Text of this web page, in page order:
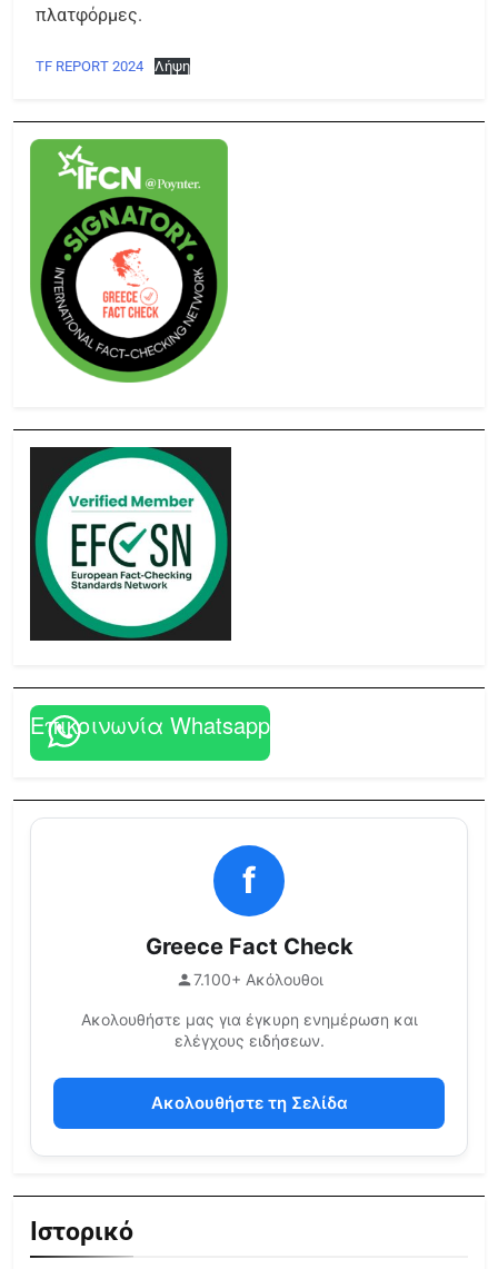
πλατφόρμες.
TF REPORT 2024 Λήψη
Επικοινωνία Whatsapp
f
Greece Fact Check
7.100+ Ακόλουθοι
Ακολουθήστε μας για έγκυρη ενημέρωση και
ελέγχους ειδήσεων.
Ακολουθήστε τη Σελίδα
Ιστορικό